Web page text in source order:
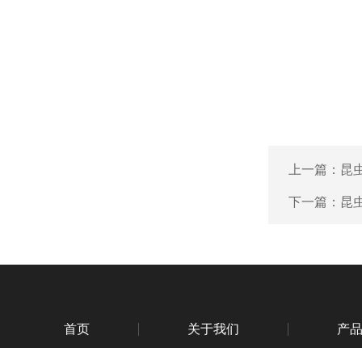
上一篇： 昆
下一篇： 昆
首页 关于我们 产